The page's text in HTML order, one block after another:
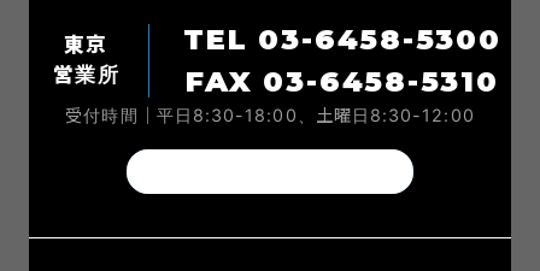
東京
営業所
TEL 03-6458-5300
受付時間｜平日8:30-18:00、土曜日8:30-12:00
FAX 03-6458-5310